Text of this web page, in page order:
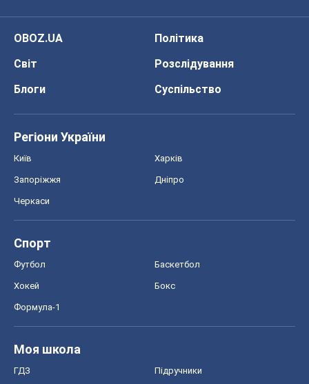
OBOZ.UA
Політика
Світ
Розслідування
Блоги
Суспільство
Регіони України
Київ Харків
Запоріжжя Дніпро
Черкаси
Спорт
Футбол Баскетбол
Хокей Бокс
Формула-1
Моя школа
ГДЗ Підручники